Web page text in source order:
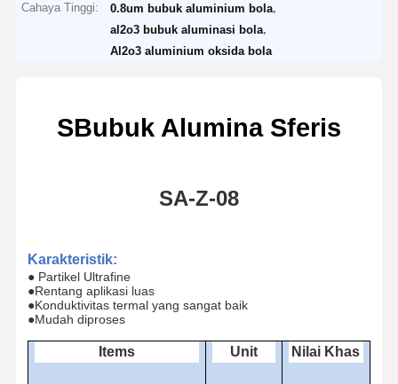
Cahaya Tinggi: 0.8um bubuk aluminium bola
al2o3 bubuk aluminasi bola
Al2o3 aluminium oksida bola
SBubuk Alumina Sferis
SA-Z-08
Karakteristik:
● Partikel Ultrafine
●Rentang aplikasi luas
●Konduktivitas termal yang sangat baik
●Mudah diproses
tems Unit Nilai Khas